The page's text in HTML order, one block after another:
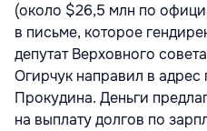
(около $26,5 млн по
в письме, которое
депутат Верховного
Огирчук направил в
Прокудина. Деньги
на выплату долгов по